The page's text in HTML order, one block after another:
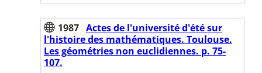
1987 Actes de l'université d'été sur
l'histoire des mathématiques. Toulouse.
Les géométries non euclidiennes. p. 75-
107.